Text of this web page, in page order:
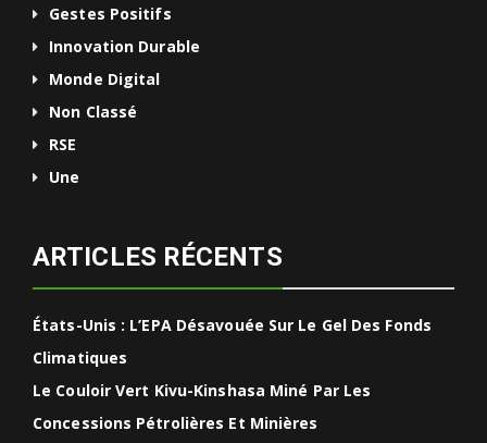
Gestes Positifs
Innovation Durable
Monde Digital
Non Classé
RSE
Une
ARTICLES RÉCENTS
États-Unis : L’EPA Désavouée Sur Le Gel Des Fonds
Climatiques
Le Couloir Vert Kivu-Kinshasa Miné Par Les
Concessions Pétrolières Et Minières